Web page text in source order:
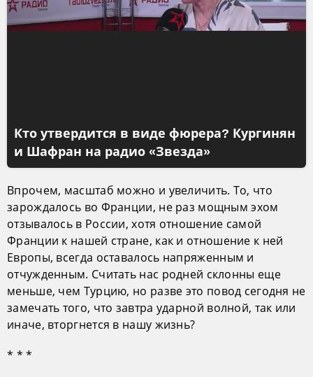
Кто утвердится в виде фюрера? Кургинян
и Шафран на радио «Звезда»
Впрочем, масштаб можно и увеличить. То, что
зарождалось во Франции, не раз мощным эхом
отзывалось в России, хотя отношение самой
Франции к нашей стране, как и отношение к ней
Европы, всегда оставалось напряженным и
отчужденным. Считать нас родней склонны еще
меньше, чем Турцию, но разве это повод сегодня не
замечать того, что завтра ударной волной, так или
иначе, вторгнется в нашу жизнь?
* * *